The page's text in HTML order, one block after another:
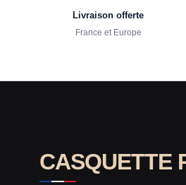
Livraison offerte
France et Europe
CASQUETTE